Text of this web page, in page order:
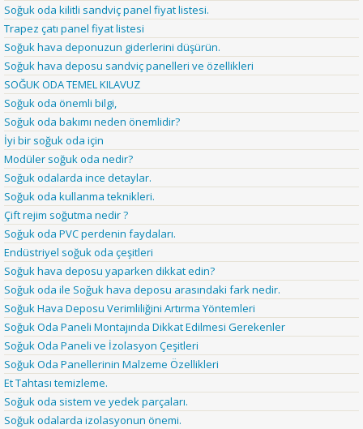
Soğuk oda kilitli sandviç panel fiyat listesi.
Trapez çatı panel fiyat listesi
Soğuk hava deponuzun giderlerini düşürün.
Soğuk hava deposu sandviç panelleri ve özellikleri
SOĞUK ODA TEMEL KILAVUZ
Soğuk oda önemli bilgi,
Soğuk oda bakımı neden önemlidir?
İyi bir soğuk oda için
Modüler soğuk oda nedir?
Soğuk odalarda ince detaylar.
Soğuk oda kullanma teknikleri.
Çift rejim soğutma nedir ?
Soğuk oda PVC perdenin faydaları.
Endüstriyel soğuk oda çeşitleri
Soğuk hava deposu yaparken dikkat edin?
Soğuk oda ile Soğuk hava deposu arasındaki fark nedir.
Soğuk Hava Deposu Verimliliğini Artırma Yöntemleri
Soğuk Oda Paneli Montajında Dikkat Edilmesi Gerekenler
Soğuk Oda Paneli ve İzolasyon Çeşitleri
Soğuk Oda Panellerinin Malzeme Özellikleri
Et Tahtası temizleme.
Soğuk oda sistem ve yedek parçaları.
Soğuk odalarda izolasyonun önemi.